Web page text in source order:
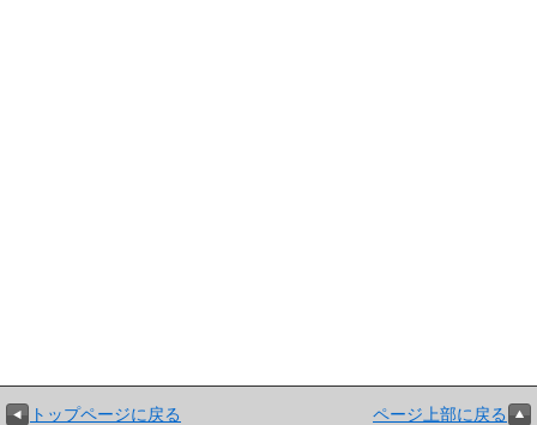
トップページに戻る ページ上部に戻る